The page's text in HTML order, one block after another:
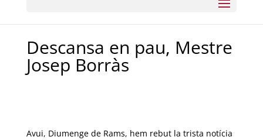
Descansa en pau, Mestre
Josep Borràs
Avui, Diumenge de Rams, hem rebut la trista notícia